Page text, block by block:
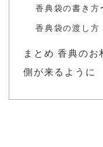
香典袋の書き方
香典袋の渡し方
まとめ 香典の
側が来るように